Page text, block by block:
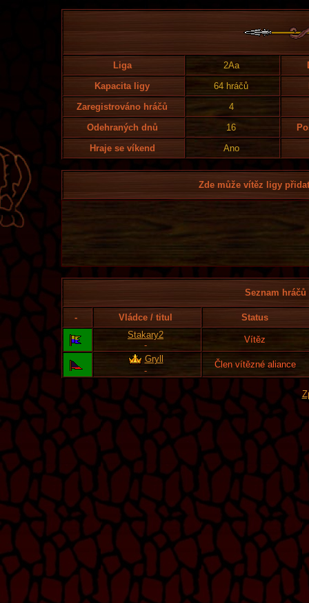
Liga 2Aa
Kapacita ligy
64 hráčů
Zaregistrováno hráčů
4
Odehraných dnů
16
Hraje se víkend
Ano
Zde může vítěz ligy
Seznam
- Vládce / titul
Status
Stakary2
-
Vítěz
Gryll
-
Člen vítězné aliance